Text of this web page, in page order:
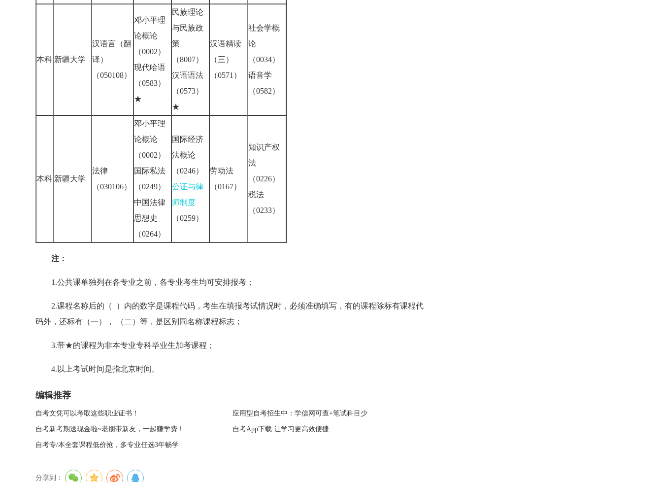
本科 新疆大学
汉语言（翻
译）
（050108）
邓小平理
论概论
（0002）
现代哈语
（0583）
★
民族理论
与民族政
策
（8007）
汉语语法
（0573）
★
汉语精读
（三）
（0571）
社会学概
论
（0034）
语音学
（0582）
本科 新疆大学
法律
（030106）
邓小平理
论概论
（0002）
国际私法
（0249）
中国法律
思想史
（0264）
国际经济
法概论
（0246）
公证与律
师制度
（0259）
劳动法
（0167）
知识产权
法
（0226）
税法
（0233）
注：
1.公共课单独列在各专业之前，各专业考生均可安排报考；
2.课程名称后的（ ）内的数字是课程代码，考生在填报考试情况时，必须准确填写，有的课程除标有课程代
码外，还标有（一）， （二）等，是区别同名称课程标志；
3.带★的课程为非本专业专科毕业生加考课程；
4.以上考试时间是指北京时间。
编辑推荐
自考文凭可以考取这些职业证书！ 应用型自考招生中：学信网可查+笔试科目少
自考新考期送现金啦~老朋带新友，一起赚学费！ 自考App下载 让学习更高效便捷
自考专/本全套课程低价抢，多专业任选3年畅学
分享到：